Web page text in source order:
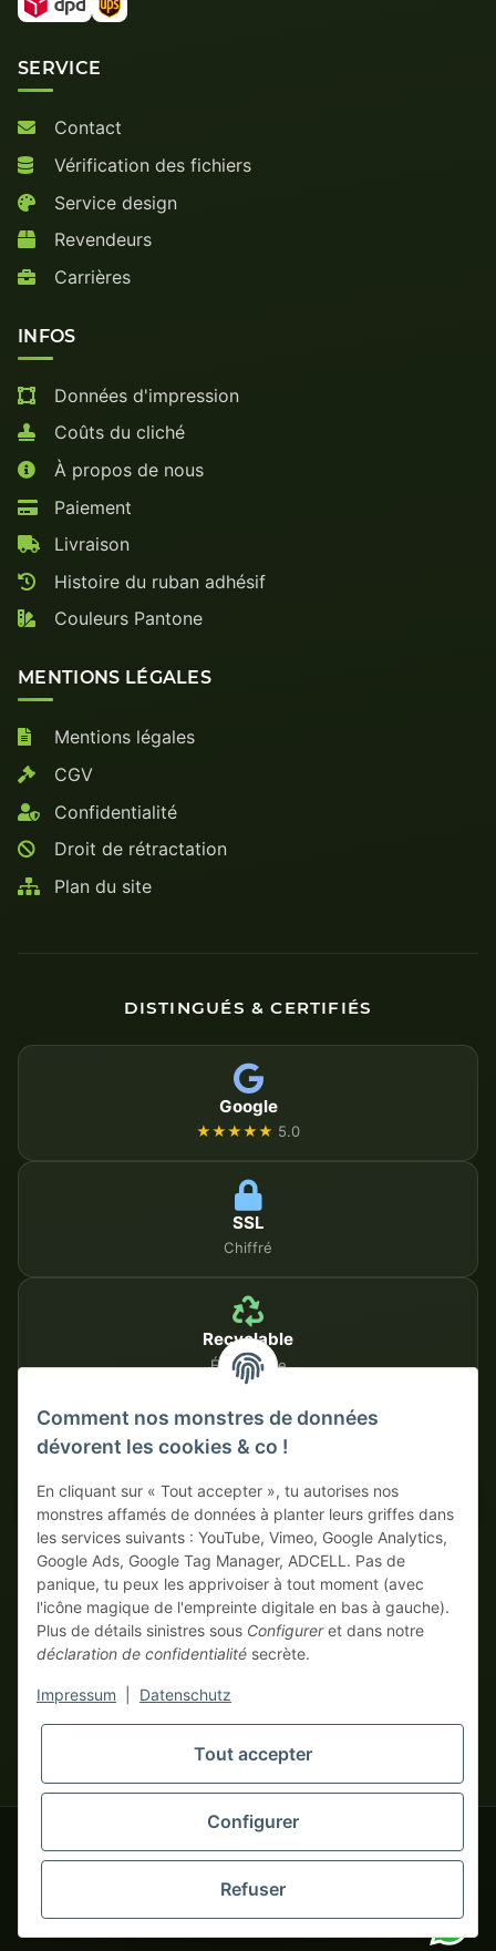
SERVICE
Contact
Vérification des fichiers
Service design
Revendeurs
Carrières
INFOS
Données d'impression
Coûts du cliché
À propos de nous
Paiement
Livraison
Histoire du ruban adhésif
Couleurs Pantone
MENTIONS LÉGALES
Mentions légales
CGV
Confidentialité
Droit de rétractation
Plan du site
DISTINGUÉS & CERTIFIÉS
Google
★★★★★ 5.0
SSL
Chiffré
Recyclable
Écologique
MÉTHODES DE PAIEMENT SÉCURISÉES
Sur facture Paiement anticipé avec escompte
vrais monstres business commandent ! Vente uniquement aux
entrepreneurs (§ 14 BGB), aucun client particulier (§ 13 BGB).
Les prix en devises étrangères sont indicatifs et se basent sur le
taux de change actuel. La devise contractuelle est l'euro (EUR).
© 2020-2026 tapemonster - Tous droits réservés. Design by
Des milliers de clients satisfaits depuis 2020
Comment nos monstres de données
dévorent les cookies & co !
En cliquant sur « Tout accepter », tu autorises nos
monstres affamés de données à planter leurs griffes dans
les services suivants : YouTube, Vimeo, Google Analytics,
Google Ads, Google Tag Manager, ADCELL. Pas de
panique, tu peux les apprivoiser à tout moment (avec
l'icône magique de l'empreinte digitale en bas à gauche).
Plus de détails sinistres sous Configureret dans notre
déclaration de confidentialité secrète.
Impressum Datenschutz
Tout accepter
Configurer
Refuser